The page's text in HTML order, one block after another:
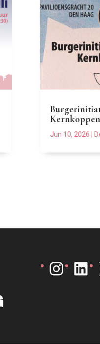
Jun 10, 2026